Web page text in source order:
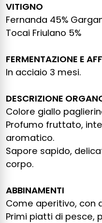
VITIGNO
Fernanda 45%
Tocai Friulano 5%
FERMENTAZIONE E
In acciaio 3 mesi.
DESCRIZIONE
Colore giallo
Profumo fruttato,
aromatico.
Sapore sapido,
corpo.
ABBINAMENTI
Come aperitivo, con
Primi piatti di pesce,